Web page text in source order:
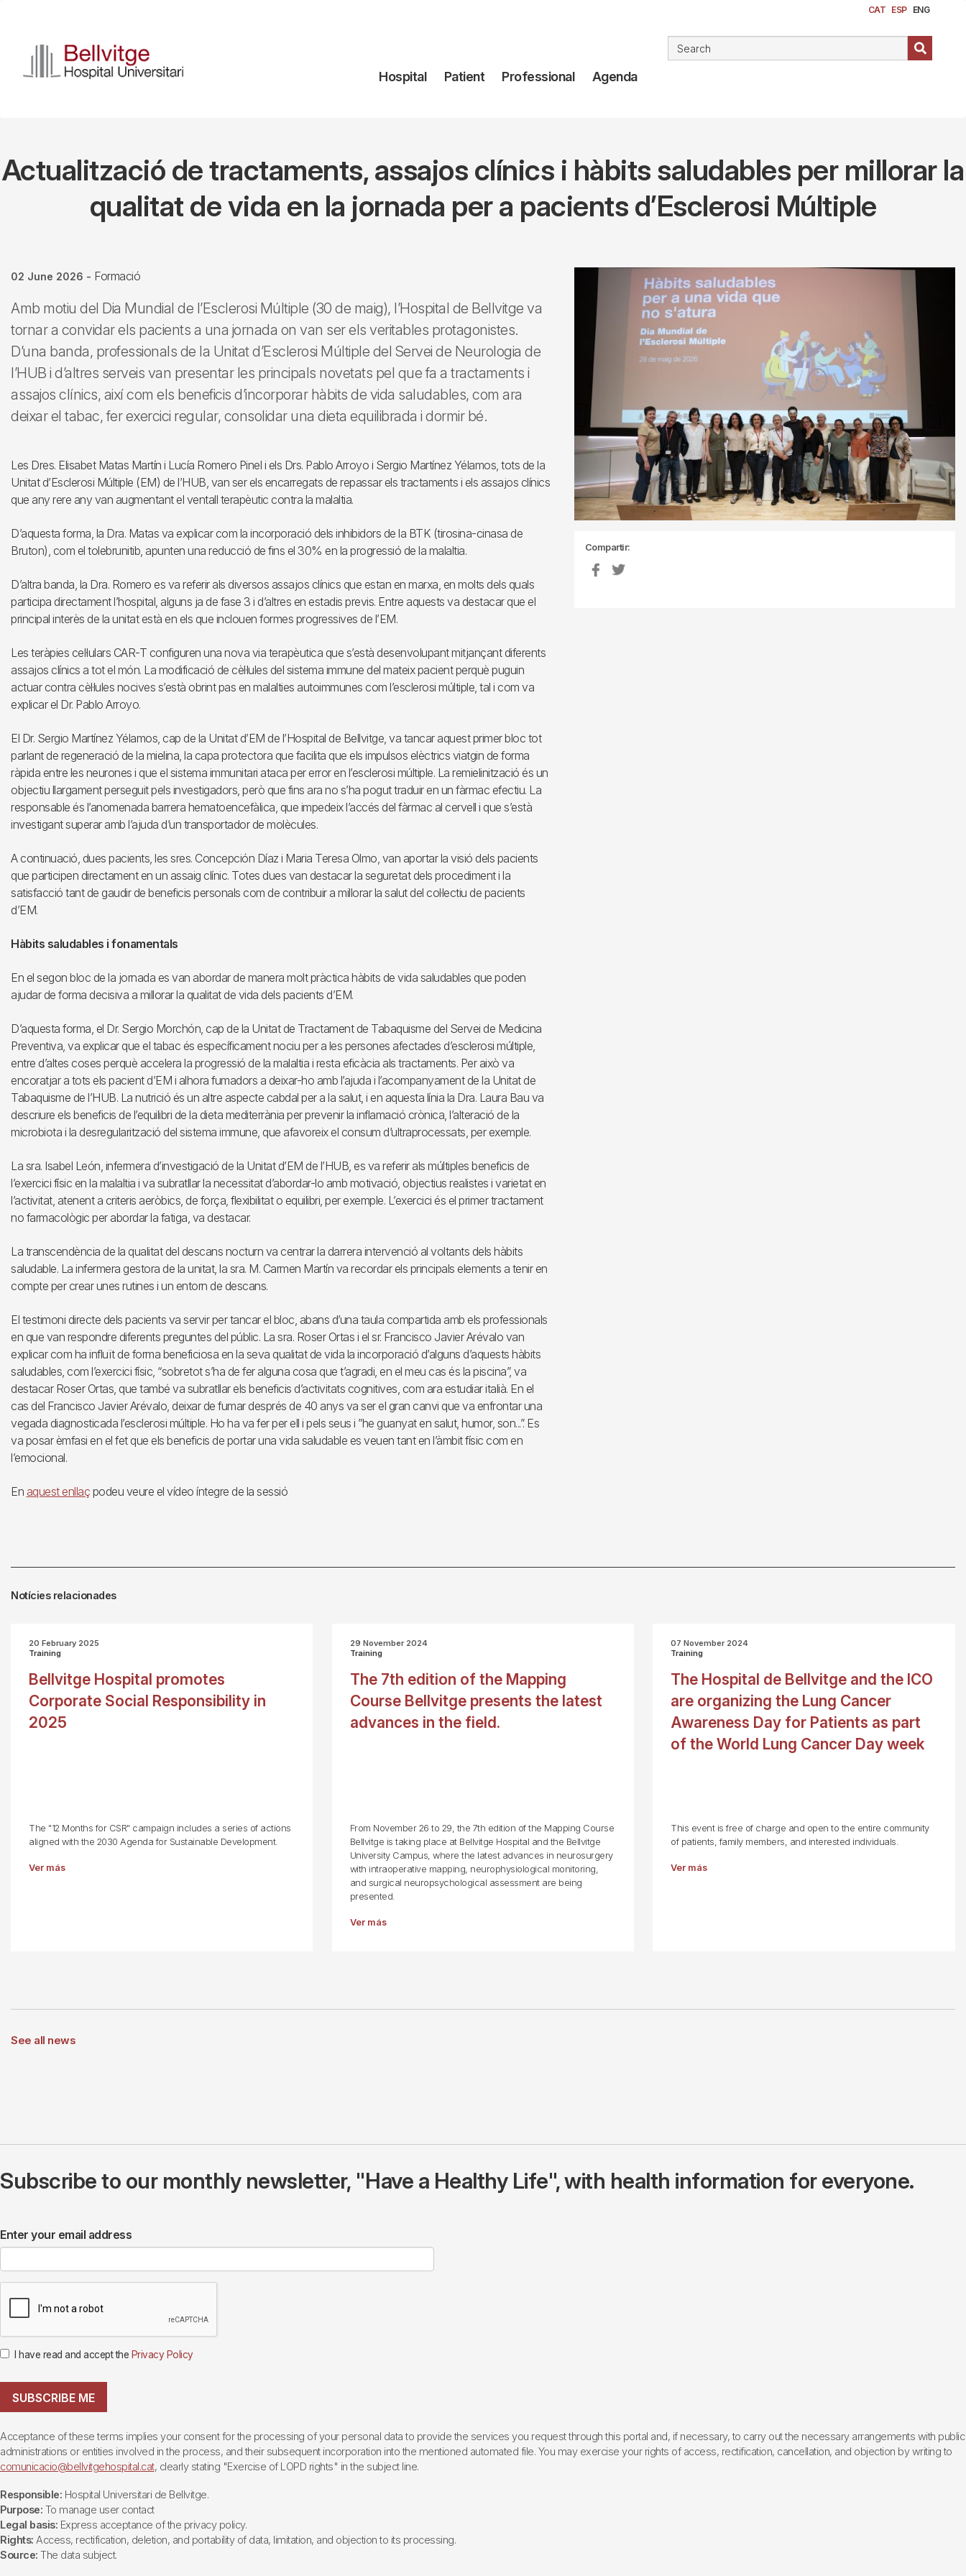
content
CAT ESP ENG
Navegación
Hospital Patient Professional Agenda
Actualització de tractaments, assajos clínics i hàbits saludables per millorar la
qualitat de vida en la jornada per a pacients d’Esclerosi Múltiple
02 June 2026 - Formació
Amb motiu del Dia Mundial de l’Esclerosi Múltiple (30 de maig), l’Hospital de Bellvitge va
tornar a convidar els pacients a una jornada on van ser els veritables protagonistes.
D’una banda, professionals de la Unitat d’Esclerosi Múltiple del Servei de Neurologia de
l’HUB i d’altres serveis van presentar les principals novetats pel que fa a tractaments i
assajos clínics, així com els beneficis d’incorporar hàbits de vida saludables, com ara
deixar el tabac, fer exercici regular, consolidar una dieta equilibrada i dormir bé.
Les Dres. Elisabet Matas Martín i Lucía Romero Pinel i els Drs. Pablo Arroyo i Sergio Martínez Yélamos, tots de la
Unitat d’Esclerosi Múltiple (EM) de l’HUB, van ser els encarregats de repassar els tractaments i els assajos clínics
que any rere any van augmentant el ventall terapèutic contra la malaltia.
D’aquesta forma, la Dra. Matas va explicar com la incorporació dels inhibidors de la BTK (tirosina-cinasa de
Bruton), com el tolebrunitib, apunten una reducció de fins el 30% en la progressió de la malaltia.
D’altra banda, la Dra. Romero es va referir als diversos assajos clínics que estan en marxa, en molts dels quals
participa directament l’hospital, alguns ja de fase 3 i d’altres en estadis previs. Entre aquests va destacar que el
principal interès de la unitat està en els que inclouen formes progressives de l’EM.
Les teràpies cel·lulars CAR-T configuren una nova via terapèutica que s’està desenvolupant mitjançant diferents
assajos clínics a tot el món. La modificació de cèl·lules del sistema immune del mateix pacient perquè puguin
actuar contra cèl·lules nocives s’està obrint pas en malalties autoimmunes com l’esclerosi múltiple, tal i com va
explicar el Dr. Pablo Arroyo.
El Dr. Sergio Martínez Yélamos, cap de la Unitat d’EM de l’Hospital de Bellvitge, va tancar aquest primer bloc tot
parlant de regeneració de la mielina, la capa protectora que facilita que els impulsos elèctrics viatgin de forma
ràpida entre les neurones i que el sistema immunitari ataca per error en l’esclerosi múltiple. La remielinització és un
objectiu llargament perseguit pels investigadors, però que fins ara no s’ha pogut traduir en un fàrmac efectiu. La
responsable és l’anomenada barrera hematoencefàlica, que impedeix l’accés del fàrmac al cervell i que s’està
investigant superar amb l’ajuda d’un transportador de molècules.
A continuació, dues pacients, les sres. Concepción Díaz i Maria Teresa Olmo, van aportar la visió dels pacients
que participen directament en un assaig clínic. Totes dues van destacar la seguretat dels procediment i la
satisfacció tant de gaudir de beneficis personals com de contribuir a millorar la salut del col·lectiu de pacients
d’EM.
Hàbits saludables i fonamentals
En el segon bloc de la jornada es van abordar de manera molt pràctica hàbits de vida saludables que poden
ajudar de forma decisiva a millorar la qualitat de vida dels pacients d’EM.
D’aquesta forma, el Dr. Sergio Morchón, cap de la Unitat de Tractament de Tabaquisme del Servei de Medicina
Preventiva, va explicar que el tabac és específicament nociu per a les persones afectades d’esclerosi múltiple,
entre d’altes coses perquè accelera la progressió de la malaltia i resta eficàcia als tractaments. Per això va
encoratjar a tots els pacient d’EM i alhora fumadors a deixar-ho amb l’ajuda i l’acompanyament de la Unitat de
Tabaquisme de l’HUB. La nutrició és un altre aspecte cabdal per a la salut, i en aquesta línia la Dra. Laura Bau va
descriure els beneficis de l’equilibri de la dieta mediterrània per prevenir la inflamació crònica, l’alteració de la
microbiota i la desregularització del sistema immune, que afavoreix el consum d’ultraprocessats, per exemple.
La sra. Isabel León, infermera d’investigació de la Unitat d’EM de l’HUB, es va referir als múltiples beneficis de
l’exercici físic en la malaltia i va subratllar la necessitat d’abordar-lo amb motivació, objectius realistes i varietat en
l’activitat, atenent a criteris aeròbics, de força, flexibilitat o equilibri, per exemple. L’exercici és el primer tractament
no farmacològic per abordar la fatiga, va destacar.
La transcendència de la qualitat del descans nocturn va centrar la darrera intervenció al voltants dels hàbits
saludable. La infermera gestora de la unitat, la sra. M. Carmen Martín va recordar els principals elements a tenir en
compte per crear unes rutines i un entorn de descans.
El testimoni directe dels pacients va servir per tancar el bloc, abans d’una taula compartida amb els professionals
en que van respondre diferents preguntes del públic. La sra. Roser Ortas i el sr. Francisco Javier Arévalo van
explicar com ha influït de forma beneficiosa en la seva qualitat de vida la incorporació d’alguns d’aquests hàbits
saludables, com l’exercici físic, “sobretot s’ha de fer alguna cosa que t’agradi, en el meu cas és la piscina”, va
destacar Roser Ortas, que també va subratllar els beneficis d’activitats cognitives, com ara estudiar italià. En el
cas del Francisco Javier Arévalo, deixar de fumar després de 40 anys va ser el gran canvi que va enfrontar una
vegada diagnosticada l’esclerosi múltiple. Ho ha va fer per ell i pels seus i ”he guanyat en salut, humor, son...”. Es
va posar èmfasi en el fet que els beneficis de portar una vida saludable es veuen tant en l’àmbit físic com en
l’emocional.
En aquest enllaç podeu veure el vídeo íntegre de la sessió
Compartir:
Notícies relacionades
20 February 2025
Training
Bellvitge Hospital promotes
Corporate Social Responsibility in
2025
The "12 Months for CSR" campaign includes a series of actions
aligned with the 2030 Agenda for Sustainable Development.
Ver más
29 November 2024
Training
The 7th edition of the Mapping
Course Bellvitge presents the latest
advances in the field.
From November 26 to 29, the 7th edition of the Mapping Course
Bellvitge is taking place at Bellvitge Hospital and the Bellvitge
University Campus, where the latest advances in neurosurgery
with intraoperative mapping, neurophysiological monitoring,
and surgical neuropsychological assessment are being
presented.
Ver más
07 November 2024
Training
The Hospital de Bellvitge and the ICO
are organizing the Lung Cancer
Awareness Day for Patients as part
of the World Lung Cancer Day week
This event is free of charge and open to the entire community
of patients, family members, and interested individuals.
Ver más
See all news
Subscribe to our monthly newsletter, "Have a Healthy Life", with health information for everyone.
Enter your email address
I have read and accept the Privacy Policy
SUBSCRIBE ME
Acceptance of these terms implies your consent for the processing of your personal data to provide the services you request through this portal and, if necessary, to carry out the necessary arrangements with public
administrations or entities involved in the process, and their subsequent incorporation into the mentioned automated file. You may exercise your rights of access, rectification, cancellation, and objection by writing to
comunicacio@bellvitgehospital.cat, clearly stating "Exercise of LOPD rights" in the subject line.
Responsible: Hospital Universitari de Bellvitge.
Purpose: To manage user contact
Legal basis: Express acceptance of the privacy policy.
Rights: Access, rectification, deletion, and portability of data, limitation, and objection to its processing.
Source: The data subject.